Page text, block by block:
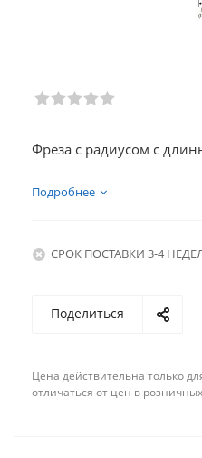
Фреза с радиусом с
Подробнее
СРОК ПОСТАВКИ 3-4
Поделиться
Цена действительна только
отличаться от цен в